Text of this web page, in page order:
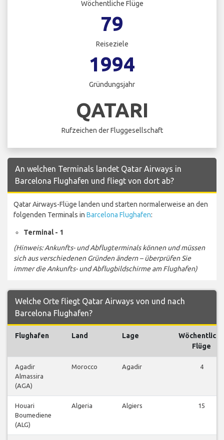
Wöchentliche Flüge
79
Reiseziele
1994
Gründungsjahr
QATARI
Rufzeichen der Fluggesellschaft
An welchen Terminals landet Qatar Airways in
Barcelona Flughafen und fliegt von dort ab?
Qatar Airways-Flüge landen und starten normalerweise an den
folgenden Terminals in Barcelona Flughafen:
Terminal - 1
(Hinweis: Ankunfts- und Abflugterminals können und müssen
sich aus verschiedenen Gründen ändern – überprüfen Sie
immer die Ankunfts- und Abflugbildschirme am Flughafen)
Welche Orte fliegt Qatar Airways von und nach
Barcelona Flughafen?
Flughafen Land Lage
Wöchentliche
Flüge
Agadir
Almassira
(AGA)
Morocco Agadir 4
Houari
Boumediene
(ALG)
Algeria Algiers 15